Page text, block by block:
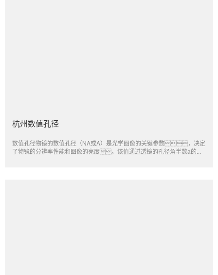
杭州数值孔径
数值孔径物镜的数值孔径（NA或A）是光学图像的关键参数，决定
了物镜的分辨率性能和图像的亮度。该值通过透镜的孔径角半数a的...